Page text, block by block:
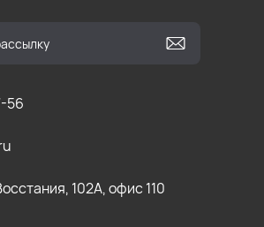
56
102А, офис 110